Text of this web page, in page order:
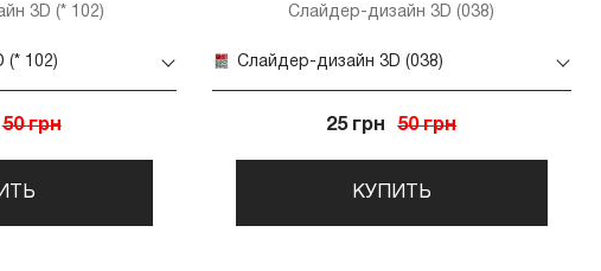
3D (* 102)
(* 102)
50 грн
Слайдер-дизайн 3D (038)
Слайдер-дизайн 3D (038)
25 грн 50 грн
КУПИТЬ